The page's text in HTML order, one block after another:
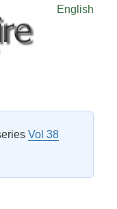
English
Vol 38